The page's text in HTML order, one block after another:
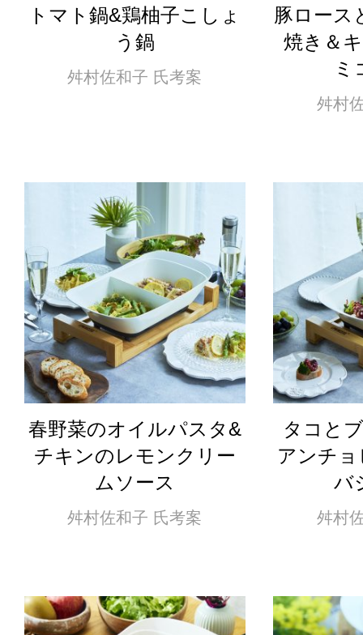
トマト鍋&鶏柚子こしょ
う鍋
舛村佐和子 氏考案
豚ロース
焼き＆
ミ
舛村
春野菜のオイルパスタ&
チキンのレモンクリー
ムソース
舛村佐和子 氏考案
タコと
アンチ
バ
舛村